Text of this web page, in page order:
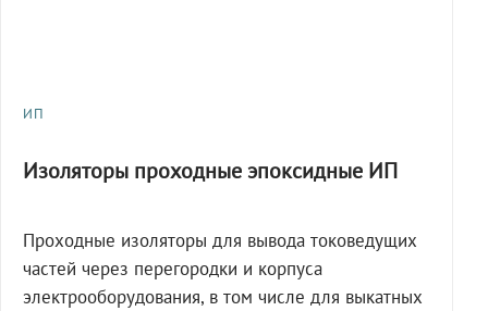
ИП
Изоляторы проходные эпоксидные ИП
Проходные изоляторы для вывода токоведущих
частей через перегородки и корпуса
электрооборудования, в том числе для выкатных